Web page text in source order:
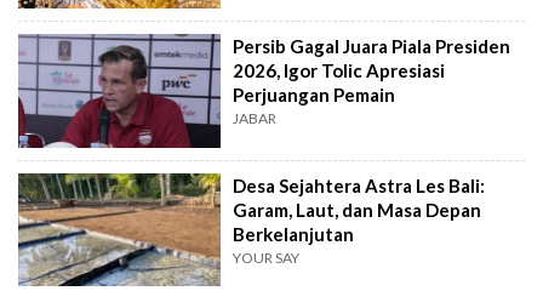
Persib Gagal Juara Piala Presiden
2026, Igor Tolic Apresiasi
Perjuangan Pemain
JABAR
Desa Sejahtera Astra Les Bali:
Garam, Laut, dan Masa Depan
Berkelanjutan
YOUR SAY